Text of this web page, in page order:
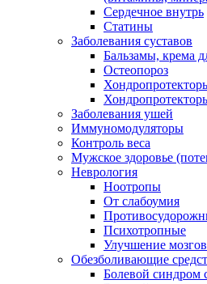
Сердечное внутрь
Статины
Заболевания суставов
Бальзамы, крема
Остеопороз
Заболевания ушей
Иммуномодуляторы
Контроль веса
Мужское здоровье
Неврология
Ноотропы
От слабоумия
Психотропные
Улучшение
Обезболивающие
Болевой синдром